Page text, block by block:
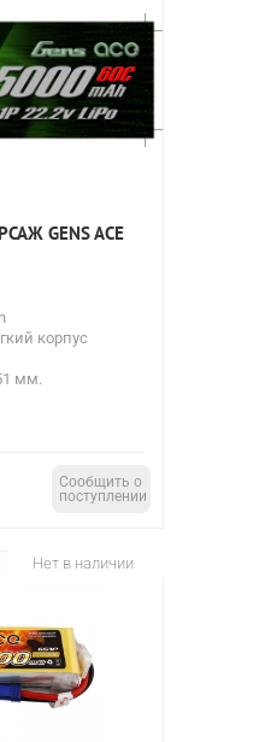
GENS ACE
корпус
мм.
Сообщить о
поступлении
Нет в наличии